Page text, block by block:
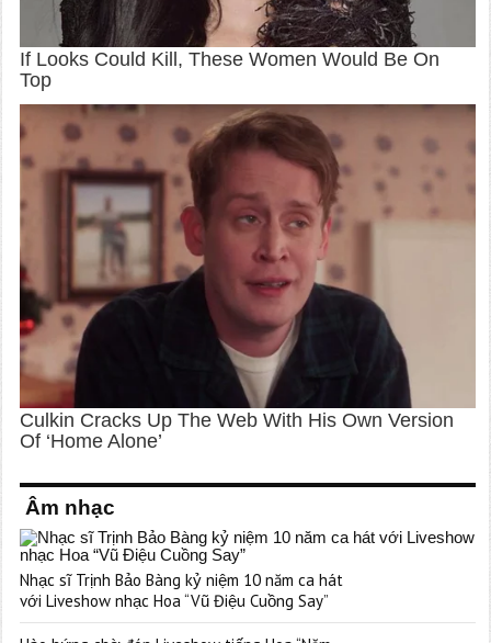
Âm nhạc
Nhạc sĩ Trịnh Bảo Bàng kỷ niệm 10 năm ca hát
với Liveshow nhạc Hoa “Vũ Điệu Cuồng Say”